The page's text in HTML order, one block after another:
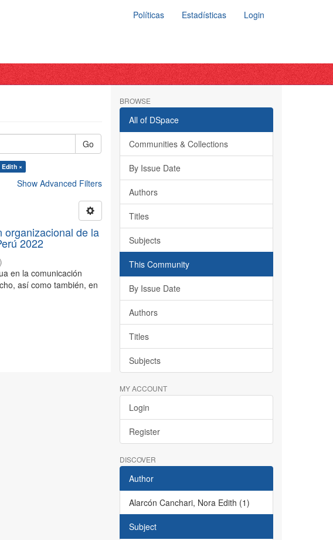
Políticas Estadísticas Login
Go
×
Show Advanced Filters
organizacional de la
2022
)
en la comunicación
así como también, en
BROWSE
All of DSpace
Communities & Collections
By Issue Date
Authors
Titles
Subjects
This Community
By Issue Date
Authors
Titles
Subjects
MY ACCOUNT
Login
Register
DISCOVER
Author
Alarcón Canchari, Nora Edith (1)
Subject